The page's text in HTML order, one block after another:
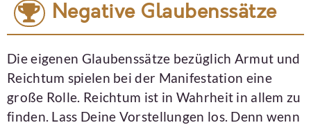
Negative Glaubenssätze
Die eigenen Glaubenssätze bezüglich Armut und
Reichtum spielen bei der Manifestation eine
große Rolle. Reichtum ist in Wahrheit in allem zu
finden. Lass Deine Vorstellungen los. Denn wenn